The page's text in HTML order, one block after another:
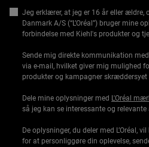
Jeg erklærer, at jeg er 16 år eller ældre,
Danmark A/S (“L’Oréal”) bruger mine
forbindelse med Kiehl's produkter og
Sende mig direkte kommunikation
via e-mail, hvilket giver mig mulighed
produkter og kampagner skræddersyet
Dele mine oplysninger med L'Oréal
så jeg kan se interessante og
De oplysninger, du deler med L’Oréal,
for at personliggøre din oplevelse,